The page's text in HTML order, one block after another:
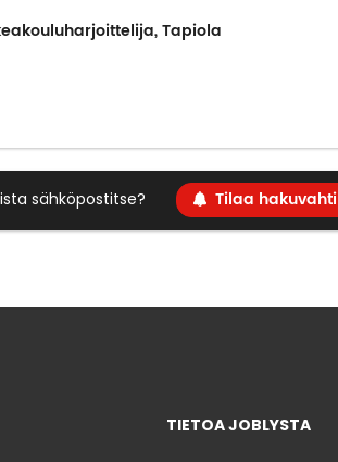
Tapiola
sähköpostitse? Tilaa hakuvahti
TIETOA JOBLYSTA